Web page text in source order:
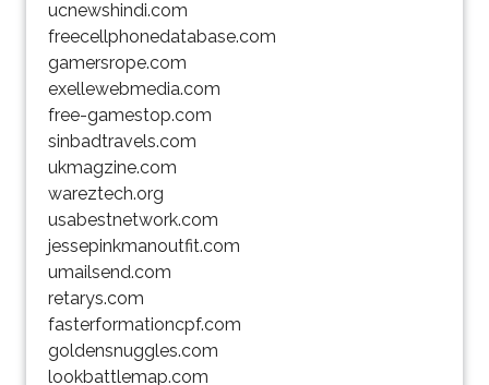
ucnewshindi.com
freecellphonedatabase.com
gamersrope.com
exellewebmedia.com
free-gamestop.com
sinbadtravels.com
ukmagzine.com
wareztech.org
usabestnetwork.com
jessepinkmanoutfit.com
umailsend.com
retarys.com
fasterformationcpf.com
goldensnuggles.com
lookbattlemap.com